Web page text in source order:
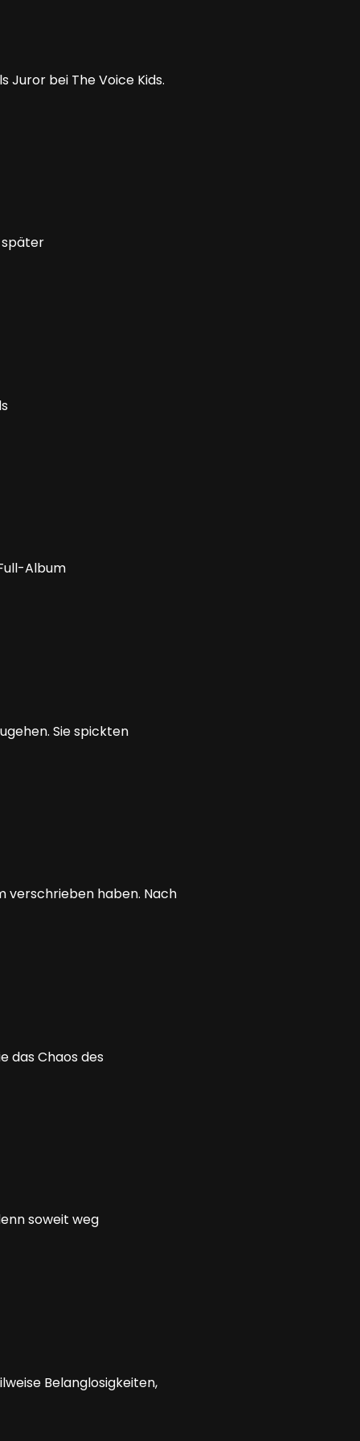
Juror bei The Voice Kids.
später
Album
Sie spickten
verschrieben haben. Nach
das Chaos des
soweit weg
Belanglosigkeiten,